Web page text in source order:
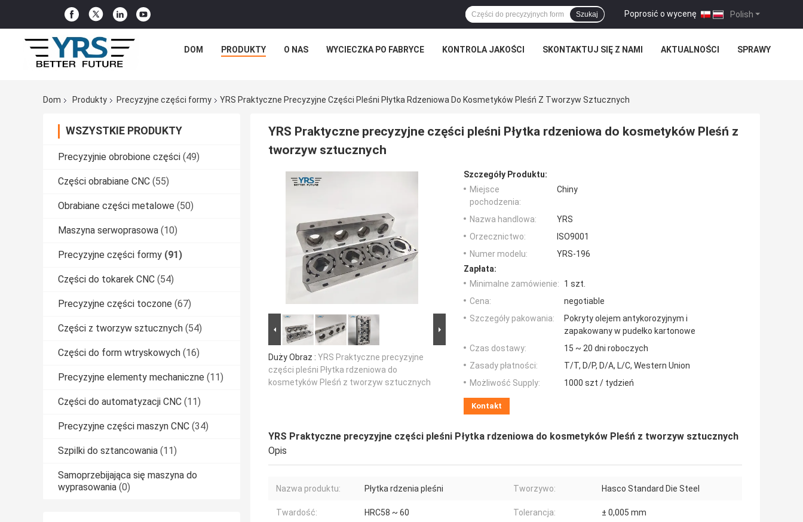
Polish
Poprosić o wycenę |
Szukaj
DOM PRODUKTY O NAS WYCIECZKA PO FABRYCE KONTROLA JAKOŚCI SKONTAKTUJ SIĘ Z NAMI AKTUALNOŚCI SPRAWY
Dom Produkty Precyzyjne części formy YRS Praktyczne Precyzyjne Części Pleśni Płytka Rdzeniowa Do Kosmetyków Pleśń Z Tworzyw Sztucznych
WSZYSTKIE PRODUKTY
Precyzyjnie obrobione części (49)
Części obrabiane CNC (55)
Obrabiane części metalowe (50)
Maszyna serwoprasowa (10)
Precyzyjne części formy (91)
Części do tokarek CNC (54)
Precyzyjne części toczone (67)
Części z tworzyw sztucznych (54)
Części do form wtryskowych (16)
Precyzyjne elementy mechaniczne (11)
Części do automatyzacji CNC (11)
Precyzyjne części maszyn CNC (34)
Szpilki do sztancowania (11)
Samoprzebijająca się maszyna do
wyprasowania (0)
YRS Praktyczne precyzyjne części pleśni Płytka rdzeniowa do kosmetyków Pleśń z
tworzyw sztucznych
Duży Obraz : YRS Praktyczne precyzyjne
części pleśni Płytka rdzeniowa do
kosmetyków Pleśń z tworzyw sztucznych
Szczegóły Produktu:
Miejsce
pochodzenia:
Chiny
Nazwa handlowa:
YRS
Orzecznictwo:
ISO9001
Numer modelu:
YRS-196
Zapłata:
Minimalne zamówienie:
1 szt.
Cena:
negotiable
Szczegóły pakowania:
Pokryty olejem antykorozyjnym i
zapakowany w pudełko kartonowe
Czas dostawy:
15 ~ 20 dni roboczych
Zasady płatności:
T/T, D/P, D/A, L/C, Western Union
Możliwość Supply:
1000 szt / tydzień
Kontakt
YRS Praktyczne precyzyjne części pleśni Płytka rdzeniowa do kosmetyków Pleśń z tworzyw sztucznych
Opis
Nazwa produktu: Płytka rdzenia pleśni Tworzywo: Hasco Standard Die Steel
Twardość: HRC58 ~ 60 Tolerancja: ± 0,005 mm